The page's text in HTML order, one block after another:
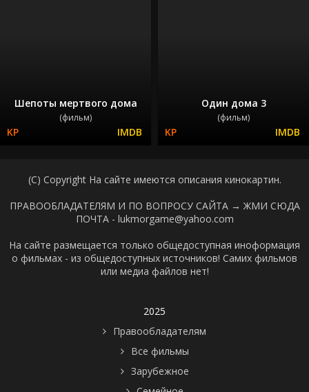
Шепоты мертвого дома
(фильм)
Один дома 3
(фильм)
(C) Copyright На сайте имеются описания кинокартин.
ПРАВООБЛАДАТЕЛЯМ И ПО ВОПРОСУ САЙТА → ЖМИ СЮДА
ПОЧТА - lukmorgame@yahoo.com
На сайте размещается только общедоступная иноформация
о фильмах - из общедоступных источников! Самих фильмов
или медиа файлов нет!
2025
Правообладателям
Все фильмы
Зарубежное